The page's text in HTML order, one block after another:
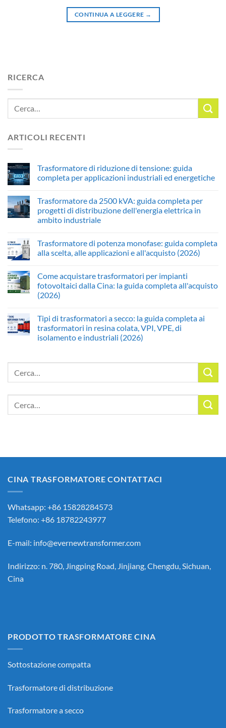
CONTINUA A LEGGERE →
RICERCA
ARTICOLI RECENTI
Trasformatore di riduzione di tensione: guida
completa per applicazioni industriali ed energetiche
Trasformatore da 2500 kVA: guida completa per
progetti di distribuzione dell'energia elettrica in
ambito industriale
Trasformatore di potenza monofase: guida completa
alla scelta, alle applicazioni e all'acquisto (2026)
Come acquistare trasformatori per impianti
fotovoltaici dalla Cina: la guida completa all'acquisto
(2026)
Tipi di trasformatori a secco: la guida completa ai
trasformatori in resina colata, VPI, VPE, di
isolamento e industriali (2026)
CINA TRASFORMATORE CONTATTACI
Whatsapp: +86 15828284573
Telefono: +86 18782243977
E-mail: info@evernewtransformer.com
Indirizzo: n. 780, Jingping Road, Jinjiang, Chengdu, Sichuan,
Cina
PRODOTTO TRASFORMATORE CINA
Sottostazione compatta
Trasformatore di distribuzione
Trasformatore a secco